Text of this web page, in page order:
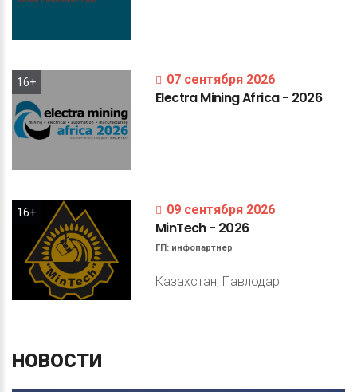
16+ 07 сентября 2026
ElectraMiningAfrica- 2026
16+ 09 сентября 2026
MinTech- 2026
ГП: инфопартнер
Казахстан, Павлодар
НОВОСТИ